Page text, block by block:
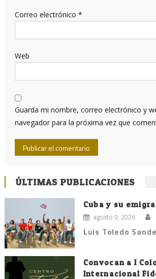
Correo electrónico *
Web
Guarda mi nombre, correo electrónico y
navegador para la próxima vez que
ÚLTIMAS PUBLICACIONES
Cuba y su
agosto 9, 2026
Luis Toledo Sande
Convocan a I
Internacional